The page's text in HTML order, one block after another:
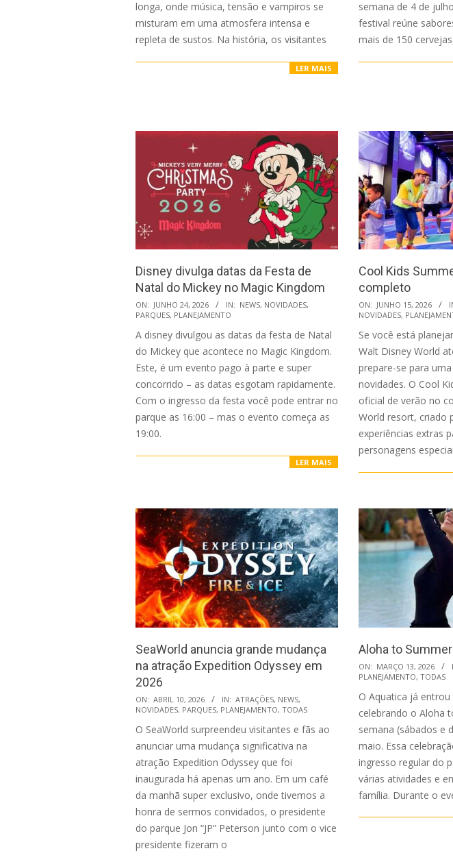
longa, onde música, tensão e vampiros se
misturam em uma atmosfera intensa e
repleta de sustos. Na história, os visitantes
LER MAIS
semana de 4 de
festival reúne
mais de 150
Disney divulga datas da Festa de
Natal do Mickey no Magic Kingdom
2026-
06-
24
ON: JUNHO 24, 2026 IN: NEWS, NOVIDADES,
PARQUES, PLANEJAMENTO
A disney divulgou as datas da festa de Natal
do Mickey que acontece no Magic Kingdom.
Este, é um evento pago à parte e super
concorrido – as datas esgotam rapidamente.
Com o ingresso da festa você pode entrar no
parque as 16:00 – mas o evento começa as
19:00.
LER MAIS
Cool Kids
completo
2026-
06-
15
ON: JUNHO 15, 2026
NOVIDADES,
Se você está
Walt Disney World
prepare-se para
novidades. O Cool
oficial de verão no
World resort, criado
experiências extras
personagens
SeaWorld anuncia grande mudança
na atração Expedition Odyssey em
2026
2026-
04-
10
ON: ABRIL 10, 2026 IN: ATRAÇÕES, NEWS,
NOVIDADES, PARQUES, PLANEJAMENTO, TODAS
O SeaWorld surpreendeu visitantes e fãs ao
anunciar uma mudança significativa na
atração Expedition Odyssey que foi
inaugurada há apenas um ano. Em um café
da manhã super exclusivo, onde tivemos a
honra de sermos convidados, o presidente
do parque Jon “JP” Peterson junto com o vice
presidente fizeram o
Aloha to
2026-
03-
13
ON: MARÇO 13, 2026
PLANEJAMENTO, TODAS
O Aquatica já
celebrando o Aloha
semana (sábados e
maio. Essa
ingresso regular do
várias atividades e
família. Durante o